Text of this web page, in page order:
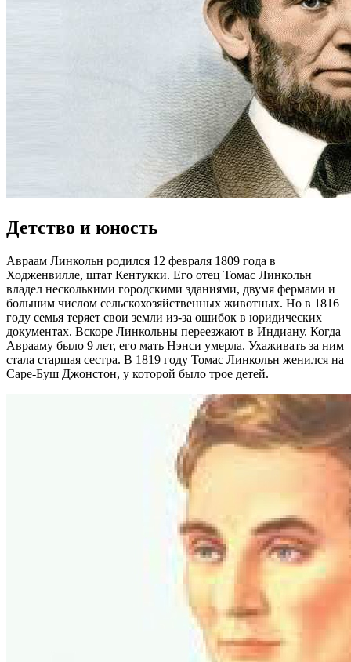
Детство и юность
Авраам Линкольн родился 12 февраля 1809 года в
Ходженвилле, штат Кентукки. Его отец Томас Линкольн
владел несколькими городскими зданиями, двумя фермами и
большим числом сельскохозяйственных животных. Но в 1816
году семья теряет свои земли из-за ошибок в юридических
документах. Вскоре Линкольны переезжают в Индиану. Когда
Аврааму было 9 лет, его мать Нэнси умерла. Ухаживать за ним
стала старшая сестра. В 1819 году Томас Линкольн женился на
Саре-Буш Джонстон, у которой было трое детей.